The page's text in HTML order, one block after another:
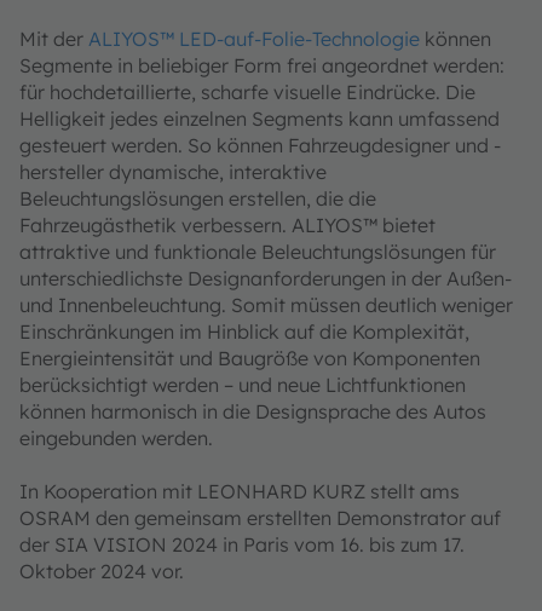
Mit der ALIYOS™ LED-auf-Folie-Technologie können
Segmente in beliebiger Form frei angeordnet werden:
für hochdetaillierte, scharfe visuelle Eindrücke. Die
Helligkeit jedes einzelnen Segments kann umfassend
gesteuert werden. So können Fahrzeugdesigner und -
hersteller dynamische, interaktive
Beleuchtungslösungen erstellen, die die
Fahrzeugästhetik verbessern. ALIYOS™ bietet
attraktive und funktionale Beleuchtungslösungen für
unterschiedlichste Designanforderungen in der Außen-
und Innenbeleuchtung. Somit müssen deutlich weniger
Einschränkungen im Hinblick auf die Komplexität,
Energieintensität und Baugröße von Komponenten
berücksichtigt werden – und neue Lichtfunktionen
können harmonisch in die Designsprache des Autos
eingebunden werden.
In Kooperation mit LEONHARD KURZ stellt ams
OSRAM den gemeinsam erstellten Demonstrator auf
der SIA VISION 2024 in Paris vom 16. bis zum 17.
Oktober 2024 vor.